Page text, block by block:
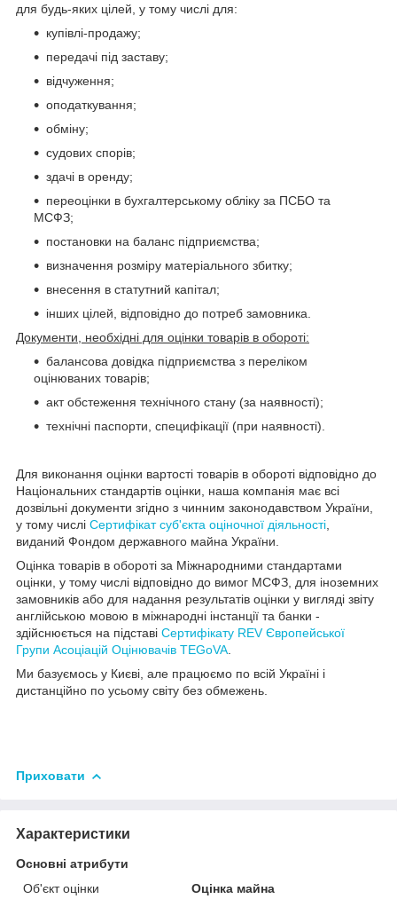
для будь-яких цілей, у тому числі для:
купівлі-продажу;
передачі під заставу;
відчуження;
оподаткування;
обміну;
судових спорів;
здачі в оренду;
переоцінки в бухгалтерському обліку за ПСБО та
МСФЗ;
постановки на баланс підприємства;
визначення розміру матеріального збитку;
внесення в статутний капітал;
інших цілей, відповідно до потреб замовника.
Документи, необхідні для оцінки товарів в обороті:
балансова довідка підприємства з переліком
оцінюваних товарів;
акт обстеження технічного стану (за наявності);
технічні паспорти, специфікації (при наявності).
Для виконання оцінки вартості товарів в обороті відповідно до
Національних стандартів оцінки, наша компанія має всі
дозвільні документи згідно з чинним законодавством України
у тому числі Сертифікат суб'єкта оціночної діяльності
виданий Фондом державного майна України.
Оцінка товарів в обороті за Міжнародними стандартами
оцінки, у тому числі відповідно до вимог МСФЗ, для іноземних
замовників або для надання результатів оцінки у вигляді звіту
англійською мовою в міжнародні інстанції та банки -
здійснюється на підставі Сертифікату REV Європейської
Групи Асоціацій Оцінювачів TEGoVA
Ми базуємось у Києві, але працюємо по всій Україні і
дистанційно по усьому світу без обмежень.
Приховати
Характеристики
Основні атрибути
Об'єкт оцінки
Оцінка майна